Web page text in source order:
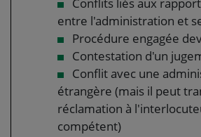
Conflits liés aux
entre l'administration et
Procédure engagée
Contestation d'un
Conflit avec une
étrangère (mais il peut
réclamation à
compétent)